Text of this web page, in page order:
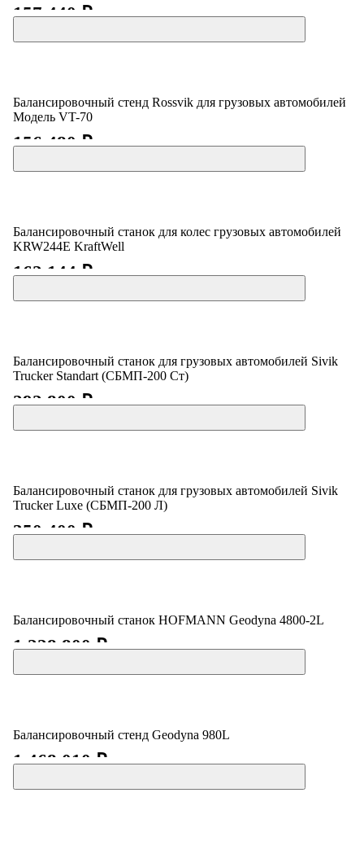
157 440 ₽
Балансировочный стенд Rossvik для грузовых автомобилей
Модель VT-70
156 480 ₽
Балансировочный станок для колес грузовых автомобилей
KRW244E KraftWell
162 144 ₽
Балансировочный станок для грузовых автомобилей Sivik
Trucker Standart (СБМП-200 Ст)
292 800 ₽
Балансировочный станок для грузовых автомобилей Sivik
Trucker Luxe (СБМП-200 Л)
350 400 ₽
Балансировочный станок HOFMANN Geodyna 4800-2L
1 228 800 ₽
Балансировочный стенд Geodyna 980L
1 468 010 ₽